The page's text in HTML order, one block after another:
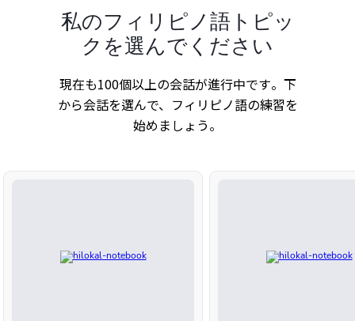
私のフィリピノ語トピッ
クを選んでください
現在も100個以上の会話が進行中です。下
から会話を選んで、フィリピノ語の練習を
始めましょう。